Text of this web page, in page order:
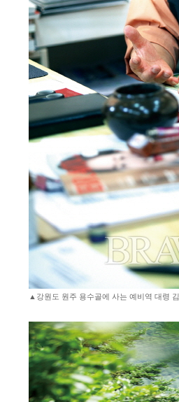
▲강원도 원주 용수골에 사는 예비역 대령